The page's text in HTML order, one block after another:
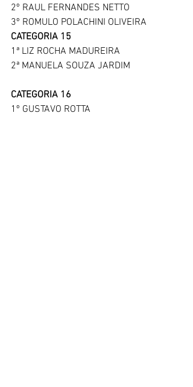
2º RAUL FERNANDES NETTO
3º ROMULO POLACHINI OLIVEIRA
CATEGORIA 15
1ª LIZ ROCHA MADUREIRA
2ª MANUELA SOUZA JARDIM
CATEGORIA 16
1º GUSTAVO ROTTA